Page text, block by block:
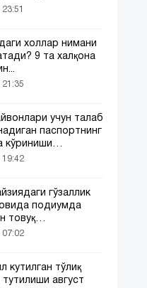
холлар нимани
9 та халқона
21:35
учун талаб
паспортнинг
кўриниши
тарқалди
19:42
гўзаллик
подиумда
товуқ
07:02
кутилган тўлиқ
тутилиши август